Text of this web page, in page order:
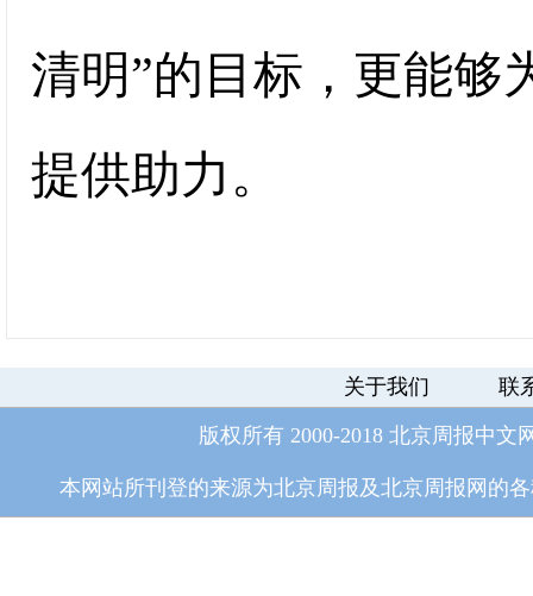
清明”的目标，更能够
提供助力。
关于我们 联
版权所有 2000-2018 北京周报中文
本网站所刊登的来源为北京周报及北京周报网的